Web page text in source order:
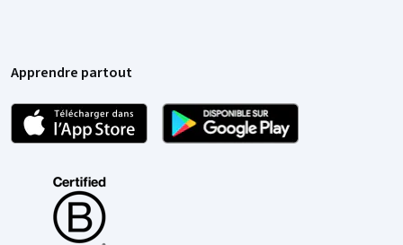
Apprendre partout